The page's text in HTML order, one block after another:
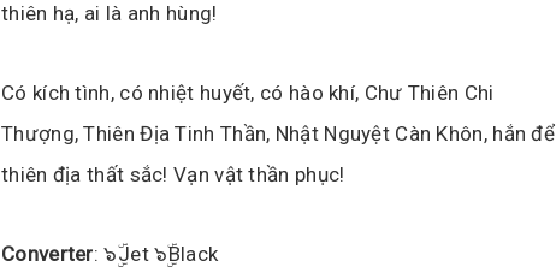
thiên hạ, ai là anh hùng!
Có kích tình, có nhiệt huyết, có hào khí, Chư Thiên Chi
Thượng, Thiên Địa Tinh Thần, Nhật Nguyệt Càn Khôn, hắn để
thiên địa thất sắc! Vạn vật thần phục!
Converter: ๖ۣۜJet ๖ۣۜBlack